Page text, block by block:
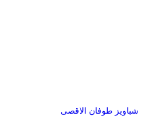
شباویز طوفان الاقصی